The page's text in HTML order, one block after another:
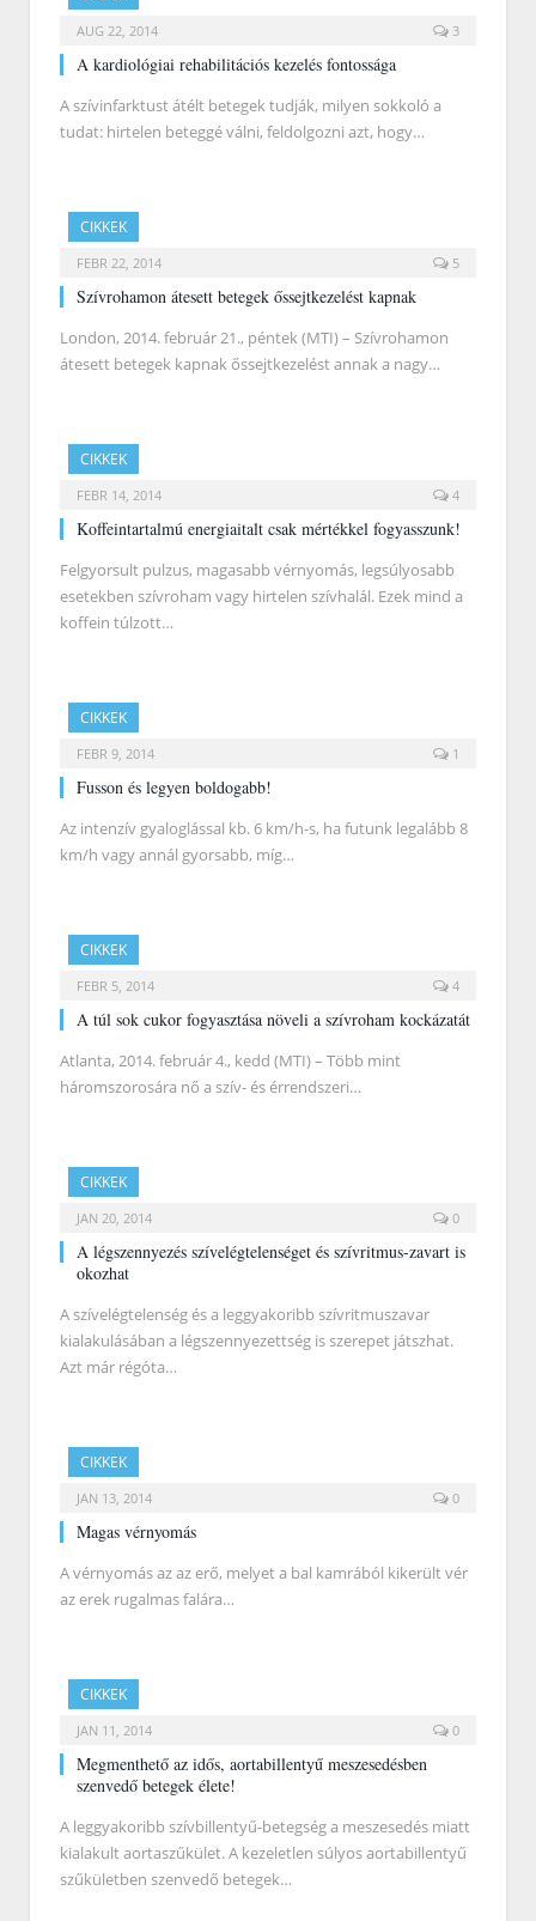
AUG 22, 2014 3
A kardiológiai rehabilitációs kezelés fontossága
A szívinfarktust átélt betegek tudják, milyen sokkoló a
tudat: hirtelen beteggé válni, feldolgozni azt, hogy…
CIKKEK
FEBR 22, 2014 5
Szívrohamon átesett betegek őssejtkezelést kapnak
London, 2014. február 21., péntek (MTI) – Szívrohamon
átesett betegek kapnak őssejtkezelést annak a nagy…
CIKKEK
FEBR 14, 2014 4
Koffeintartalmú energiaitalt csak mértékkel fogyasszunk!
Felgyorsult pulzus, magasabb vérnyomás, legsúlyosabb
esetekben szívroham vagy hirtelen szívhalál. Ezek mind a
koffein túlzott…
CIKKEK
FEBR 9, 2014 1
Fusson és legyen boldogabb!
Az intenzív gyaloglással kb. 6 km/h-s, ha futunk legalább 8
km/h vagy annál gyorsabb, míg…
CIKKEK
FEBR 5, 2014 4
A túl sok cukor fogyasztása növeli a szívroham kockázatát
Atlanta, 2014. február 4., kedd (MTI) – Több mint
háromszorosára nő a szív- és érrendszeri…
CIKKEK
JAN 20, 2014 0
A légszennyezés szívelégtelenséget és szívritmus-zavart is
okozhat
A szívelégtelenség és a leggyakoribb szívritmuszavar
kialakulásában a légszennyezettség is szerepet játszhat.
Azt már régóta…
CIKKEK
JAN 13, 2014 0
Magas vérnyomás
A vérnyomás az az erő, melyet a bal kamrából kikerült vér
az erek rugalmas falára…
CIKKEK
JAN 11, 2014 0
Megmenthető az idős, aortabillentyű meszesedésben
szenvedő betegek élete!
A leggyakoribb szívbillentyű-betegség a meszesedés miatt
kialakult aortaszűkület. A kezeletlen súlyos aortabillentyű
szűkületben szenvedő betegek…